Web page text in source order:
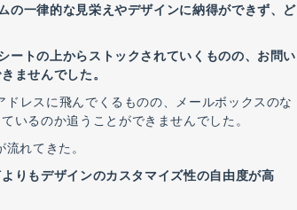
一律的な見栄えやデザインに納得ができず、ど
トの上からストックされていくものの、お問い
ませんでした。
レスに飛んでくるものの、メールボックスのな
いるのか追うことができませんでした。
れてきた。
りもデザインのカスタマイズ性の自由度が高